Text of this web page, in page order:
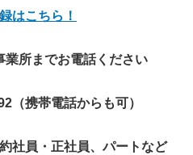
はこちら！
業所までお電話ください
携帯電話からも可）
社員・正社員、パートなど